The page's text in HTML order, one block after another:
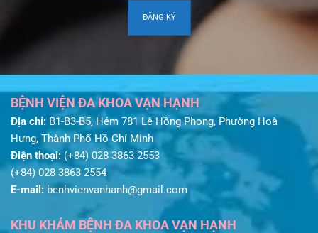
BỆNH VIỆN ĐA KHOA VẠN HẠNH
Địa chỉ: B1-B3-B5, Hẻm 781 Lê Hồng Phong, Phường Hoà
Hưng, Thành Phố Hồ Chí Minh
Điện thoại: (+84) 028 3863 2553
(+84) 028 3863 2554
E-mail: benhvienvanhanh@gmail.com
KHU KHÁM BỆNH ĐA KHOA VẠN HẠNH